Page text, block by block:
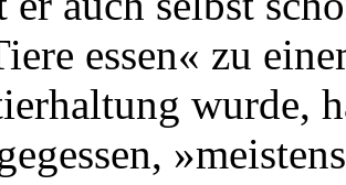
essen« zu
wurde,